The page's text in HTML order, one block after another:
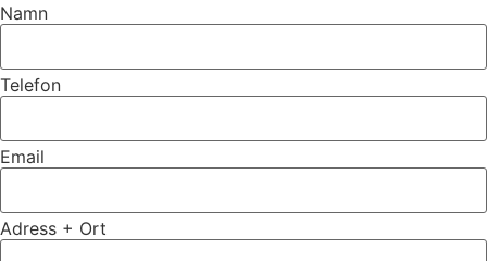
Namn
Telefon
Email
Adress + Ort